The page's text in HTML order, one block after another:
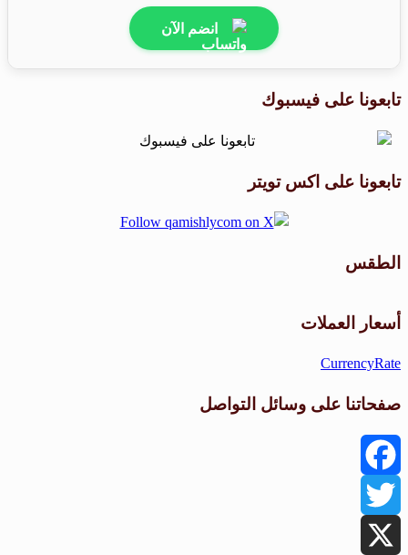
انضم الآن
تابعونا على فيسبوك
تابعونا على اكس تويتر
الطقس
أسعار العملات
CurrencyRate
صفحاتنا على وسائل التواصل
Facebook
Twitter